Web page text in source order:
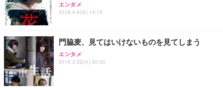
エンタメ
2016.4.6(水) 14:15
門脇麦、見てはいけないものを見てしまう
エンタメ
2016.3.22(火) 20:30